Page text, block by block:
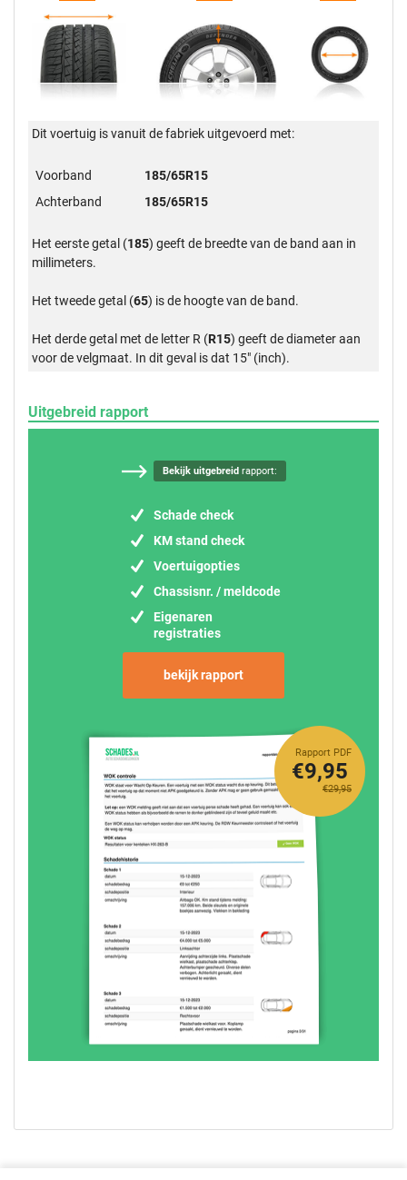
Dit voertuig is vanuit de fabriek uitgevoerd met:
Voorband
185/65R15
Achterband
185/65R15
Het eerste getal (185) geeft de breedte van de band aan in
millimeters.
Het tweede getal (65) is de hoogte van de band.
Het derde getal met de letter R (R15) geeft de diameter aan
voor de velgmaat. In dit geval is dat 15" (inch).
Uitgebreid rapport
Bekijk uitgebreidrapport:
Schade check
KM stand check
Voertuigopties
Chassisnr. / meldcode
Eigenaren
registraties
bekijk rapport
Rapport PDF
€29,95
€9,95